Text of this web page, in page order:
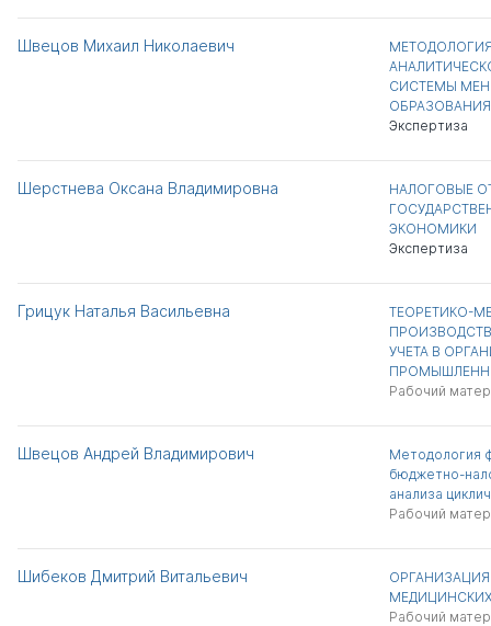
Швецов Михаил Николаевич
СИСТЕМЫ
ОБРАЗОВАНИЯ
Экспертиза
Шерстнева Оксана Владимировна
НАЛОГОВЫЕ
ЭКОНОМИКИ
Экспертиза
Грицук Наталья Васильевна
ТЕОРЕТИКО-
УЧЕТА В
Рабочий
Швецов Андрей Владимирович
Методология
бюджетно-
анализа
Рабочий
Шибеков Дмитрий Витальевич
Рабочий